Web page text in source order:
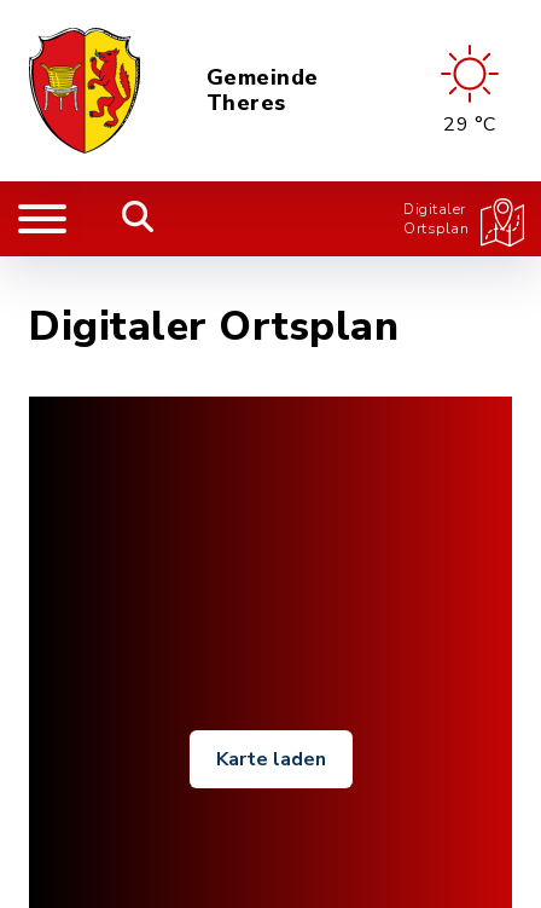
Gemeinde
Theres
29 °C
Digitaler
Ortsplan
Digitaler Ortsplan
Karte laden